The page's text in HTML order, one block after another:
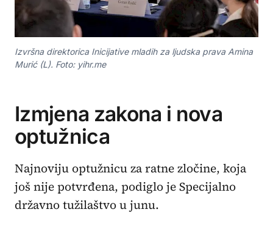
Izvršna direktorica Inicijative mladih za ljudska prava Amina
Murić (L). Foto: yihr.me
Izmjena zakona i nova
optužnica
Najnoviju optužnicu za ratne zločine, koja
još nije potvrđena, podiglo je Specijalno
državno tužilaštvo u junu.